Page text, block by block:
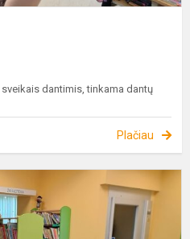
dantimis, tinkama dantų
Plačiau